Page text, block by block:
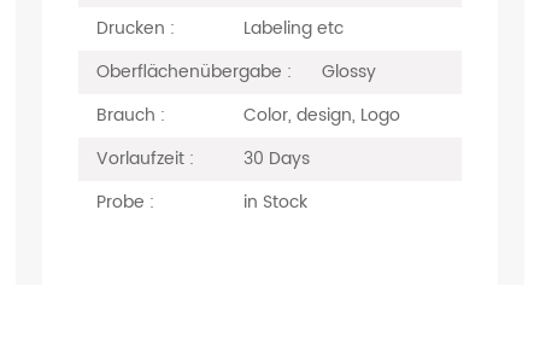
Drucken :
Labeling etc
Oberflächenübergabe :
Glossy
Brauch :
Color, design, Logo
Vorlaufzeit :
30 Days
Probe :
in Stock